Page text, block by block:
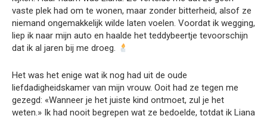
vaste plek had om te wonen, maar zonder bitterheid, alsof ze
niemand ongemakkelijk wilde laten voelen. Voordat ik wegging,
liep ik naar mijn auto en haalde het teddybeertje tevoorschijn
dat ik al jaren bij me droeg.
Het was het enige wat ik nog had uit de oude
liefdadigheidskamer van mijn vrouw. Ooit had ze tegen me
gezegd: «Wanneer je het juiste kind ontmoet, zul je het
weten.» Ik had nooit begrepen wat ze bedoelde, totdat ik Liana